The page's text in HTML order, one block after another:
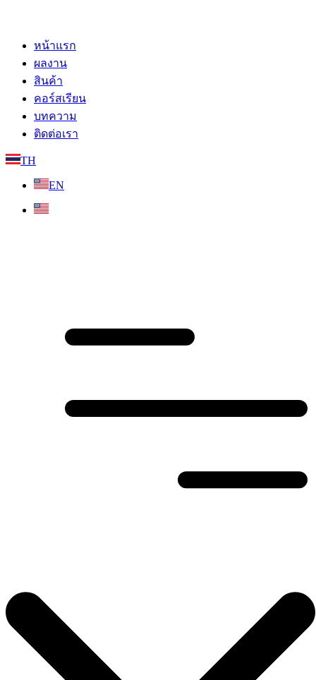
หน้าแรก
ผลงาน
สินค้า
คอร์สเรียน
บทความ
ติดต่อเรา
TH
EN